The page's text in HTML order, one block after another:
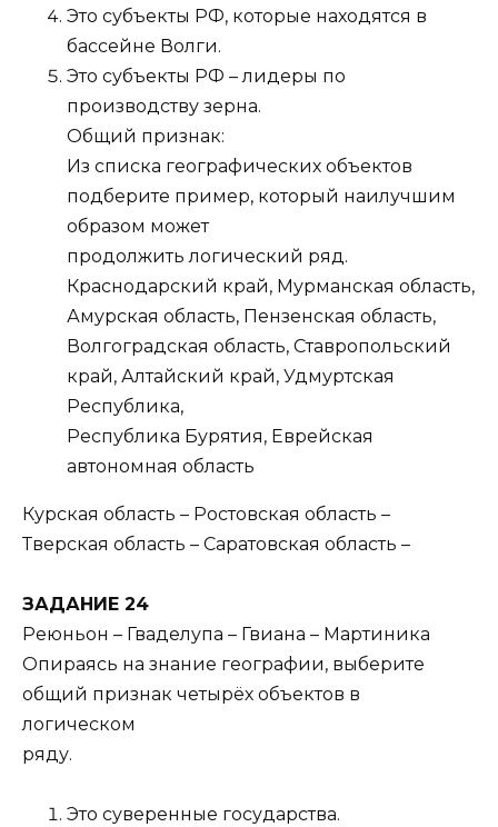
Это субъекты РФ, которые находятся в
бассейне Волги.
Это субъекты РФ – лидеры по
производству зерна.
Общий признак:
Из списка географических объектов
подберите пример, который наилучшим
образом может
продолжить логический ряд.
Краснодарский край, Мурманская область,
Амурская область, Пензенская область,
Волгоградская область, Ставропольский
край, Алтайский край, Удмуртская
Республика,
Республика Бурятия, Еврейская
автономная область
Курская область – Ростовская область –
Тверская область – Саратовская область –
ЗАДАНИЕ 24
Реюньон – Гваделупа – Гвиана – Мартиника
Опираясь на знание географии, выберите
общий признак четырёх объектов в
логическом
ряду.
Это суверенные государства.